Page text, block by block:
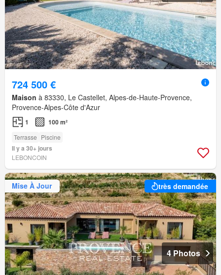
724 500 €
Maison à 83330, Le Castellet, Alpes-de-Haute-Provence,
Provence-Alpes-Côte d'Azur
1 100 m²
Terrasse Piscine
Il y a 30+ jours
LEBONCOIN
Mise À Jour très demandée
4 Photos